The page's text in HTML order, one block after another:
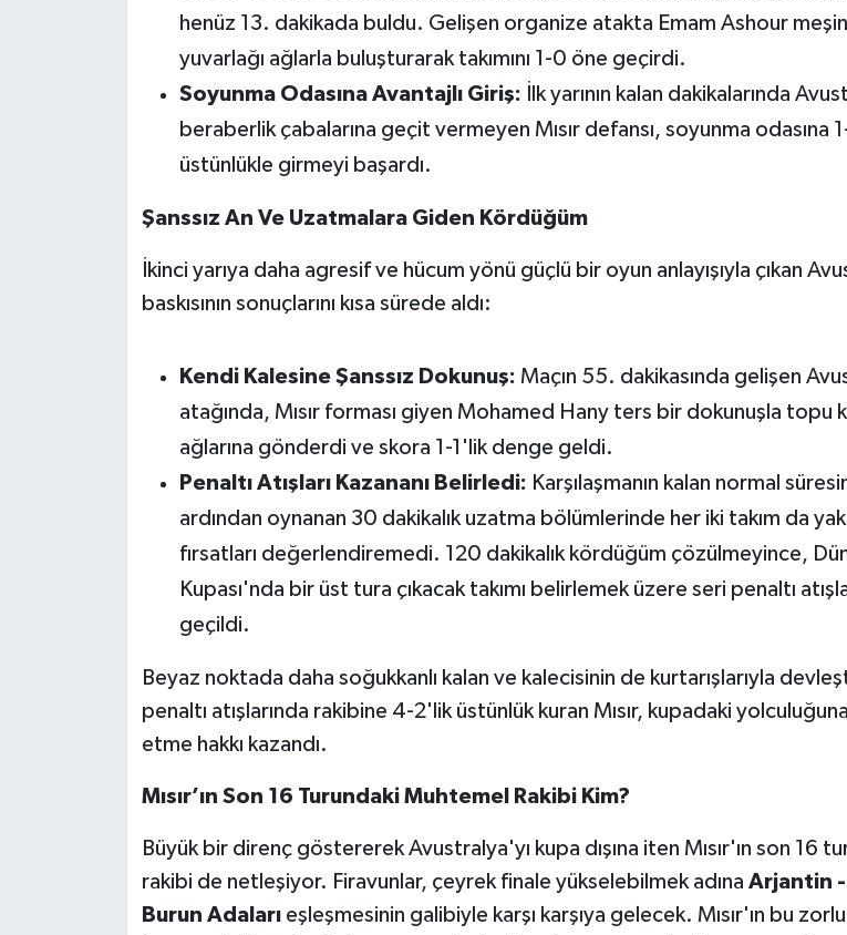
henüz 13. dakikada buldu. Gelişen organize atakta Emam Ashour meşin
yuvarlağı ağlarla buluşturarak takımını 1-0 öne geçirdi.
Soyunma Odasına Avantajlı Giriş: İlk yarının kalan dakikalarında
beraberlik çabalarına geçit vermeyen Mısır defansı, soyunma odasına
üstünlükle girmeyi başardı.
Şanssız An Ve Uzatmalara Giden Kördüğüm
İkinci yarıya daha agresif ve hücum yönü güçlü bir oyun anlayışıyla çıkan
baskısının sonuçlarını kısa sürede aldı:
Kendi Kalesine Şanssız Dokunuş: Maçın 55. dakikasında gelişen
atağında, Mısır forması giyen Mohamed Hany ters bir dokunuşla topu
ağlarına gönderdi ve skora 1-1'lik denge geldi.
Penaltı Atışları Kazananı Belirledi: Karşılaşmanın kalan normal
ardından oynanan 30 dakikalık uzatma bölümlerinde her iki takım da
fırsatları değerlendiremedi. 120 dakikalık kördüğüm çözülmeyince,
Kupası'nda bir üst tura çıkacak takımı belirlemek üzere seri penaltı
geçildi.
Beyaz noktada daha soğukkanlı kalan ve kalecisinin de kurtarışlarıyla
penaltı atışlarında rakibine 4-2'lik üstünlük kuran Mısır, kupadaki
etme hakkı kazandı.
Mısır’ın Son 16 Turundaki Muhtemel Rakibi Kim?
Büyük bir direnç göstererek Avustralya'yı kupa dışına iten Mısır'ın son 16
rakibi de netleşiyor. Firavunlar, çeyrek finale yükselebilmek adına Arjantin -
Burun Adalarıeşleşmesinin galibiyle karşı karşıya gelecek. Mısır'ın bu zorlu
SÜRMANŞET
TARİHTE BUGÜN